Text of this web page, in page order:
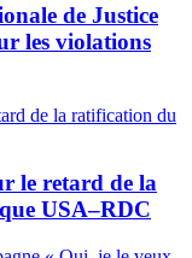
de Justice
les violations
le retard de la
USA–RDC